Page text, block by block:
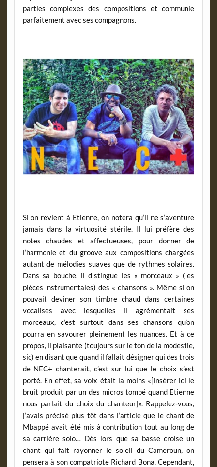
parties complexes des compositions et communie
parfaitement avec ses compagnons.
Si on revient à Etienne, on notera qu’il ne s’aventure
jamais dans la virtuosité stérile. Il lui préfère des
notes chaudes et affectueuses, pour donner de
l’harmonie et du groove aux compositions chargées
autant de mélodies suaves que de rythmes solaires.
Dans sa bouche, il distingue les « morceaux » (les
pièces instrumentales) des « chansons ». Même si on
pouvait deviner son timbre chaud dans certaines
vocalises avec lesquelles il agrémentait ses
morceaux, c’est surtout dans ses chansons qu’on
pourra en savourer pleinement les nuances. Et à ce
propos, il plaisante (toujours sur le ton de la modestie,
sic) en disant que quand il fallait désigner qui des trois
de NEC+ chanterait, c’est sur lui que le choix s’est
porté. En effet, sa voix était la moins «[insérer ici le
bruit produit par un des micros tombé quand Etienne
nous parlait du choix du chanteur]». Rappelez-vous,
j’avais précisé plus tôt dans l’article que le chant de
Mbappé avait été mis à contribution tout au long de
sa carrière solo… Dès lors que sa basse croise un
chant qui fait rayonner le soleil du Cameroun, on
pensera à son compatriote Richard Bona. Cependant,